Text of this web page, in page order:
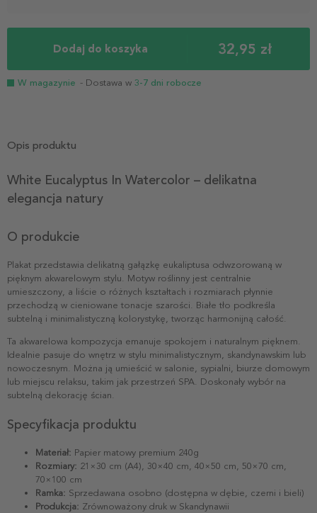
Dodaj do koszyka 32,95 zł
W magazynie - Dostawa w 3-7 dni robocze
Opis produktu
White Eucalyptus In Watercolor – delikatna
elegancja natury
O produkcie
Plakat przedstawia delikatną gałązkę eukaliptusa odwzorowaną w
pięknym akwarelowym stylu. Motyw roślinny jest centralnie
umieszczony, a liście o różnych kształtach i rozmiarach płynnie
przechodzą w cieniowane tonacje szarości. Białe tło podkreśla
subtelną i minimalistyczną kolorystykę, tworząc harmonijną całość.
Ta akwarelowa kompozycja emanuje spokojem i naturalnym pięknem.
Idealnie pasuje do wnętrz w stylu minimalistycznym, skandynawskim lub
nowoczesnym. Można ją umieścić w salonie, sypialni, biurze domowym
lub miejscu relaksu, takim jak przestrzeń SPA. Doskonały wybór na
subtelną dekorację ścian.
Specyfikacja produktu
Materiał: Papier matowy premium 240g
Rozmiary: 21×30 cm (A4), 30×40 cm, 40×50 cm, 50×70 cm,
70×100 cm
Ramka: Sprzedawana osobno (dostępna w dębie, czerni i bieli)
Produkcja: Zrównoważony druk w Skandynawii